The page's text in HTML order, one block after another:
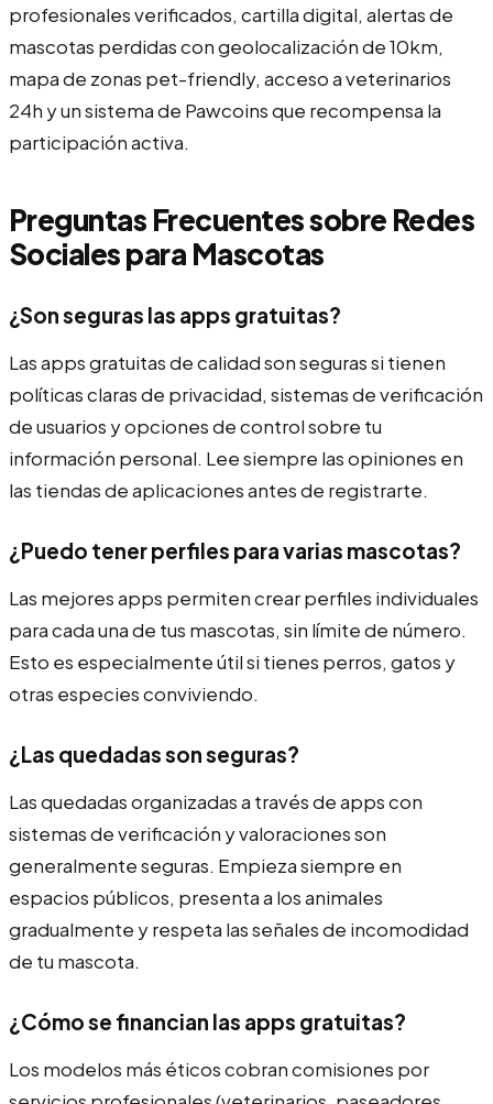
profesionales verificados, cartilla digital, alertas de
mascotas perdidas con geolocalización de 10km,
mapa de zonas pet-friendly, acceso a veterinarios
24h y un sistema de Pawcoins que recompensa la
participación activa.
Preguntas Frecuentes sobre Redes
Sociales para Mascotas
¿Son seguras las apps gratuitas?
Las apps gratuitas de calidad son seguras si tienen
políticas claras de privacidad, sistemas de verificación
de usuarios y opciones de control sobre tu
información personal. Lee siempre las opiniones en
las tiendas de aplicaciones antes de registrarte.
¿Puedo tener perfiles para varias mascotas?
Las mejores apps permiten crear perfiles individuales
para cada una de tus mascotas, sin límite de número.
Esto es especialmente útil si tienes perros, gatos y
otras especies conviviendo.
¿Las quedadas son seguras?
Las quedadas organizadas a través de apps con
sistemas de verificación y valoraciones son
generalmente seguras. Empieza siempre en
espacios públicos, presenta a los animales
gradualmente y respeta las señales de incomodidad
de tu mascota.
¿Cómo se financian las apps gratuitas?
Los modelos más éticos cobran comisiones por